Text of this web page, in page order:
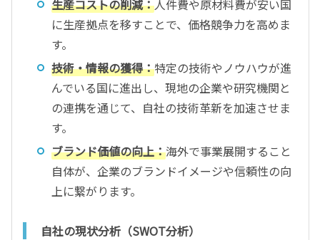
生産コストの削減：人件費や原材料費が安い国
に生産拠点を移すことで、価格競争力を高めま
す。
技術・情報の獲得：特定の技術やノウハウが進
んでいる国に進出し、現地の企業や研究機関と
の連携を通じて、自社の技術革新を加速させま
す。
ブランド価値の向上：海外で事業展開すること
自体が、企業のブランドイメージや信頼性の向
上に繋がります。
自社の現状分析（SWOT分析）